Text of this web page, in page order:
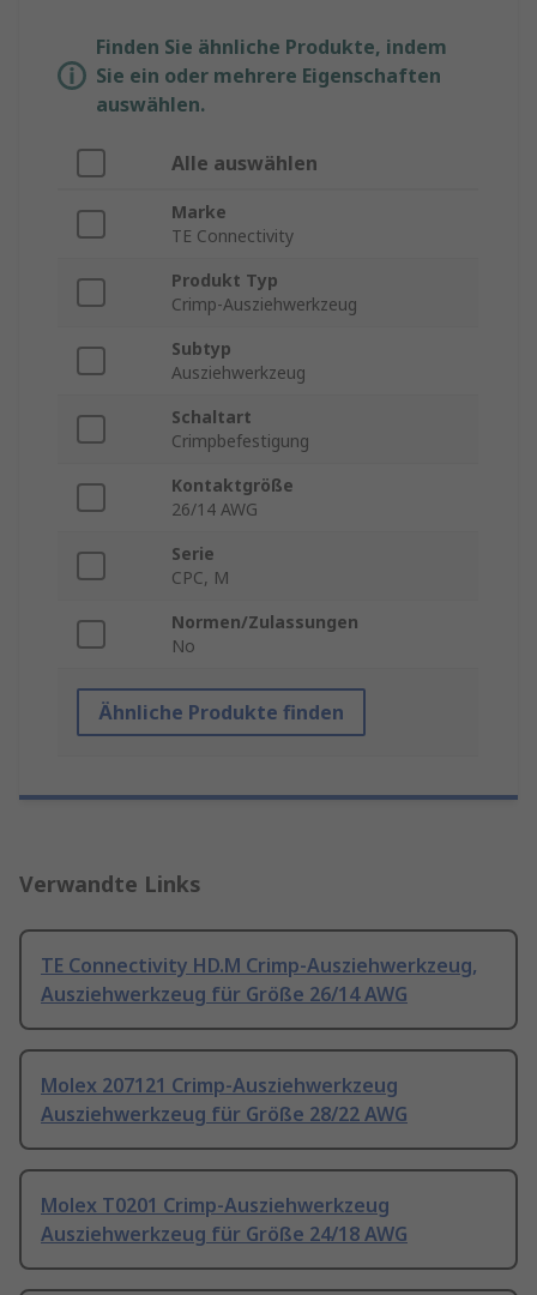
Finden Sie ähnliche Produkte, indem
Sie ein oder mehrere Eigenschaften
auswählen.
Alle auswählen
Marke
TE Connectivity
Produkt Typ
Crimp-Ausziehwerkzeug
Subtyp
Ausziehwerkzeug
Schaltart
Crimpbefestigung
Kontaktgröße
26/14 AWG
Serie
CPC, M
Normen/Zulassungen
No
Ähnliche Produkte finden
Verwandte Links
TE Connectivity HD.M Crimp-Ausziehwerkzeug,
Ausziehwerkzeug für Größe 26/14 AWG
Molex 207121 Crimp-Ausziehwerkzeug
Ausziehwerkzeug für Größe 28/22 AWG
Molex T0201 Crimp-Ausziehwerkzeug
Ausziehwerkzeug für Größe 24/18 AWG